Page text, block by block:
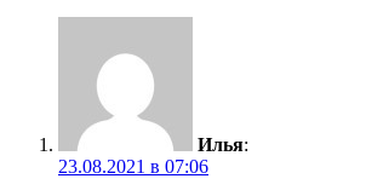
Илья:
23.08.2021 в 07:06